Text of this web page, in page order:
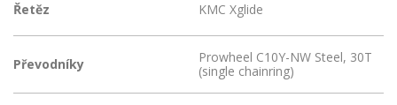
Řetěz KMC Xglide
Převodníky
Prowheel C10Y-NW Steel, 30T
(single chainring)